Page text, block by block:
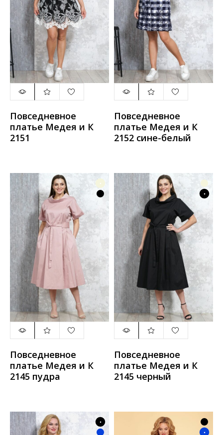
Повседневное
платье Медея и К
2151
Повседневное
платье Медея и К
2152 сине-белый
Повседневное
платье Медея и К
2145 пудра
Повседневное
платье Медея и К
2145 черный